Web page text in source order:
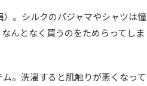
。シルクのパジャマやシャツは憧
んとなく買うのをためらってしま
。洗濯すると肌触りが悪くなって